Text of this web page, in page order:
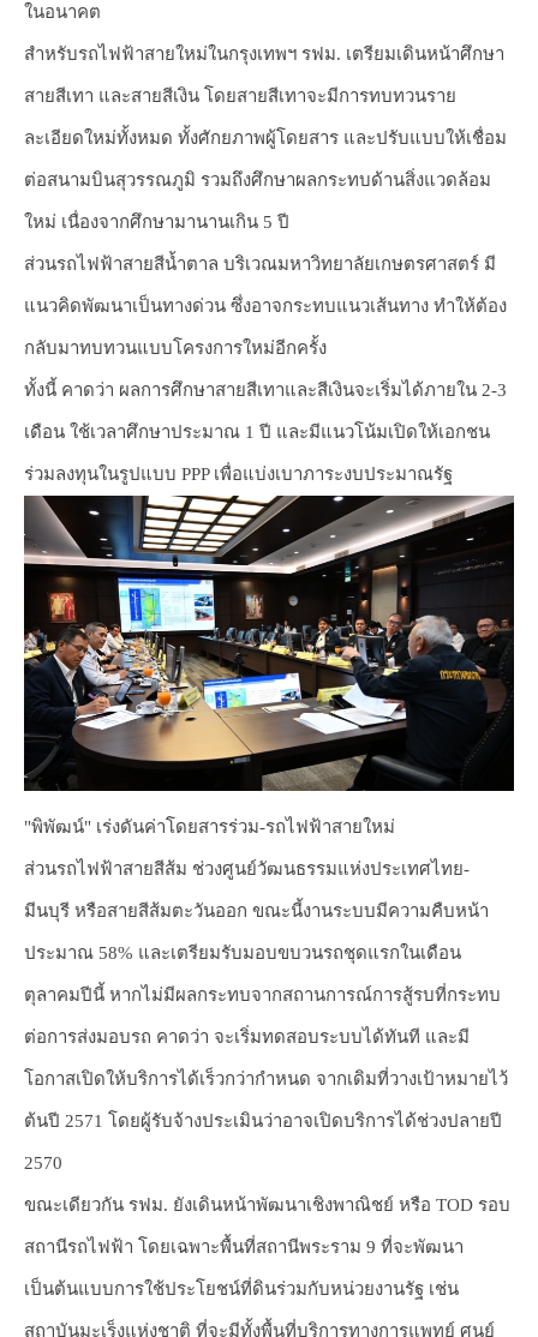
ในอนาคต
สำหรับรถไฟฟ้าสายใหม่ในกรุงเทพฯ รฟม. เตรียมเดินหน้าศึกษา
สายสีเทา และสายสีเงิน โดยสายสีเทาจะมีการทบทวนราย
ละเอียดใหม่ทั้งหมด ทั้งศักยภาพผู้โดยสาร และปรับแบบให้เชื่อม
ต่อสนามบินสุวรรณภูมิ รวมถึงศึกษาผลกระทบด้านสิ่งแวดล้อม
ใหม่ เนื่องจากศึกษามานานเกิน 5 ปี
ส่วนรถไฟฟ้าสายสีน้ำตาล บริเวณมหาวิทยาลัยเกษตรศาสตร์ มี
แนวคิดพัฒนาเป็นทางด่วน ซึ่งอาจกระทบแนวเส้นทาง ทำให้ต้อง
กลับมาทบทวนแบบโครงการใหม่อีกครั้ง
ทั้งนี้ คาดว่า ผลการศึกษาสายสีเทาและสีเงินจะเริ่มได้ภายใน 2-3
เดือน ใช้เวลาศึกษาประมาณ 1 ปี และมีแนวโน้มเปิดให้เอกชน
ร่วมลงทุนในรูปแบบ PPP เพื่อแบ่งเบาภาระงบประมาณรัฐ
"พิพัฒน์" เร่งดันค่าโดยสารร่วม-รถไฟฟ้าสายใหม่
ส่วนรถไฟฟ้าสายสีส้ม ช่วงศูนย์วัฒนธรรมแห่งประเทศไทย-
มีนบุรี หรือสายสีส้มตะวันออก ขณะนี้งานระบบมีความคืบหน้า
ประมาณ 58% และเตรียมรับมอบขบวนรถชุดแรกในเดือน
ตุลาคมปีนี้ หากไม่มีผลกระทบจากสถานการณ์การสู้รบที่กระทบ
ต่อการส่งมอบรถ คาดว่า จะเริ่มทดสอบระบบได้ทันที และมี
โอกาสเปิดให้บริการได้เร็วกว่ากำหนด จากเดิมที่วางเป้าหมายไว้
ต้นปี 2571 โดยผู้รับจ้างประเมินว่าอาจเปิดบริการได้ช่วงปลายปี
2570
ขณะเดียวกัน รฟม. ยังเดินหน้าพัฒนาเชิงพาณิชย์ หรือ TOD รอบ
สถานีรถไฟฟ้า โดยเฉพาะพื้นที่สถานีพระราม 9 ที่จะพัฒนา
เป็นต้นแบบการใช้ประโยชน์ที่ดินร่วมกับหน่วยงานรัฐ เช่น
สถาบันมะเร็งแห่งชาติ ที่จะมีทั้งพื้นที่บริการทางการแพทย์ ศูนย์